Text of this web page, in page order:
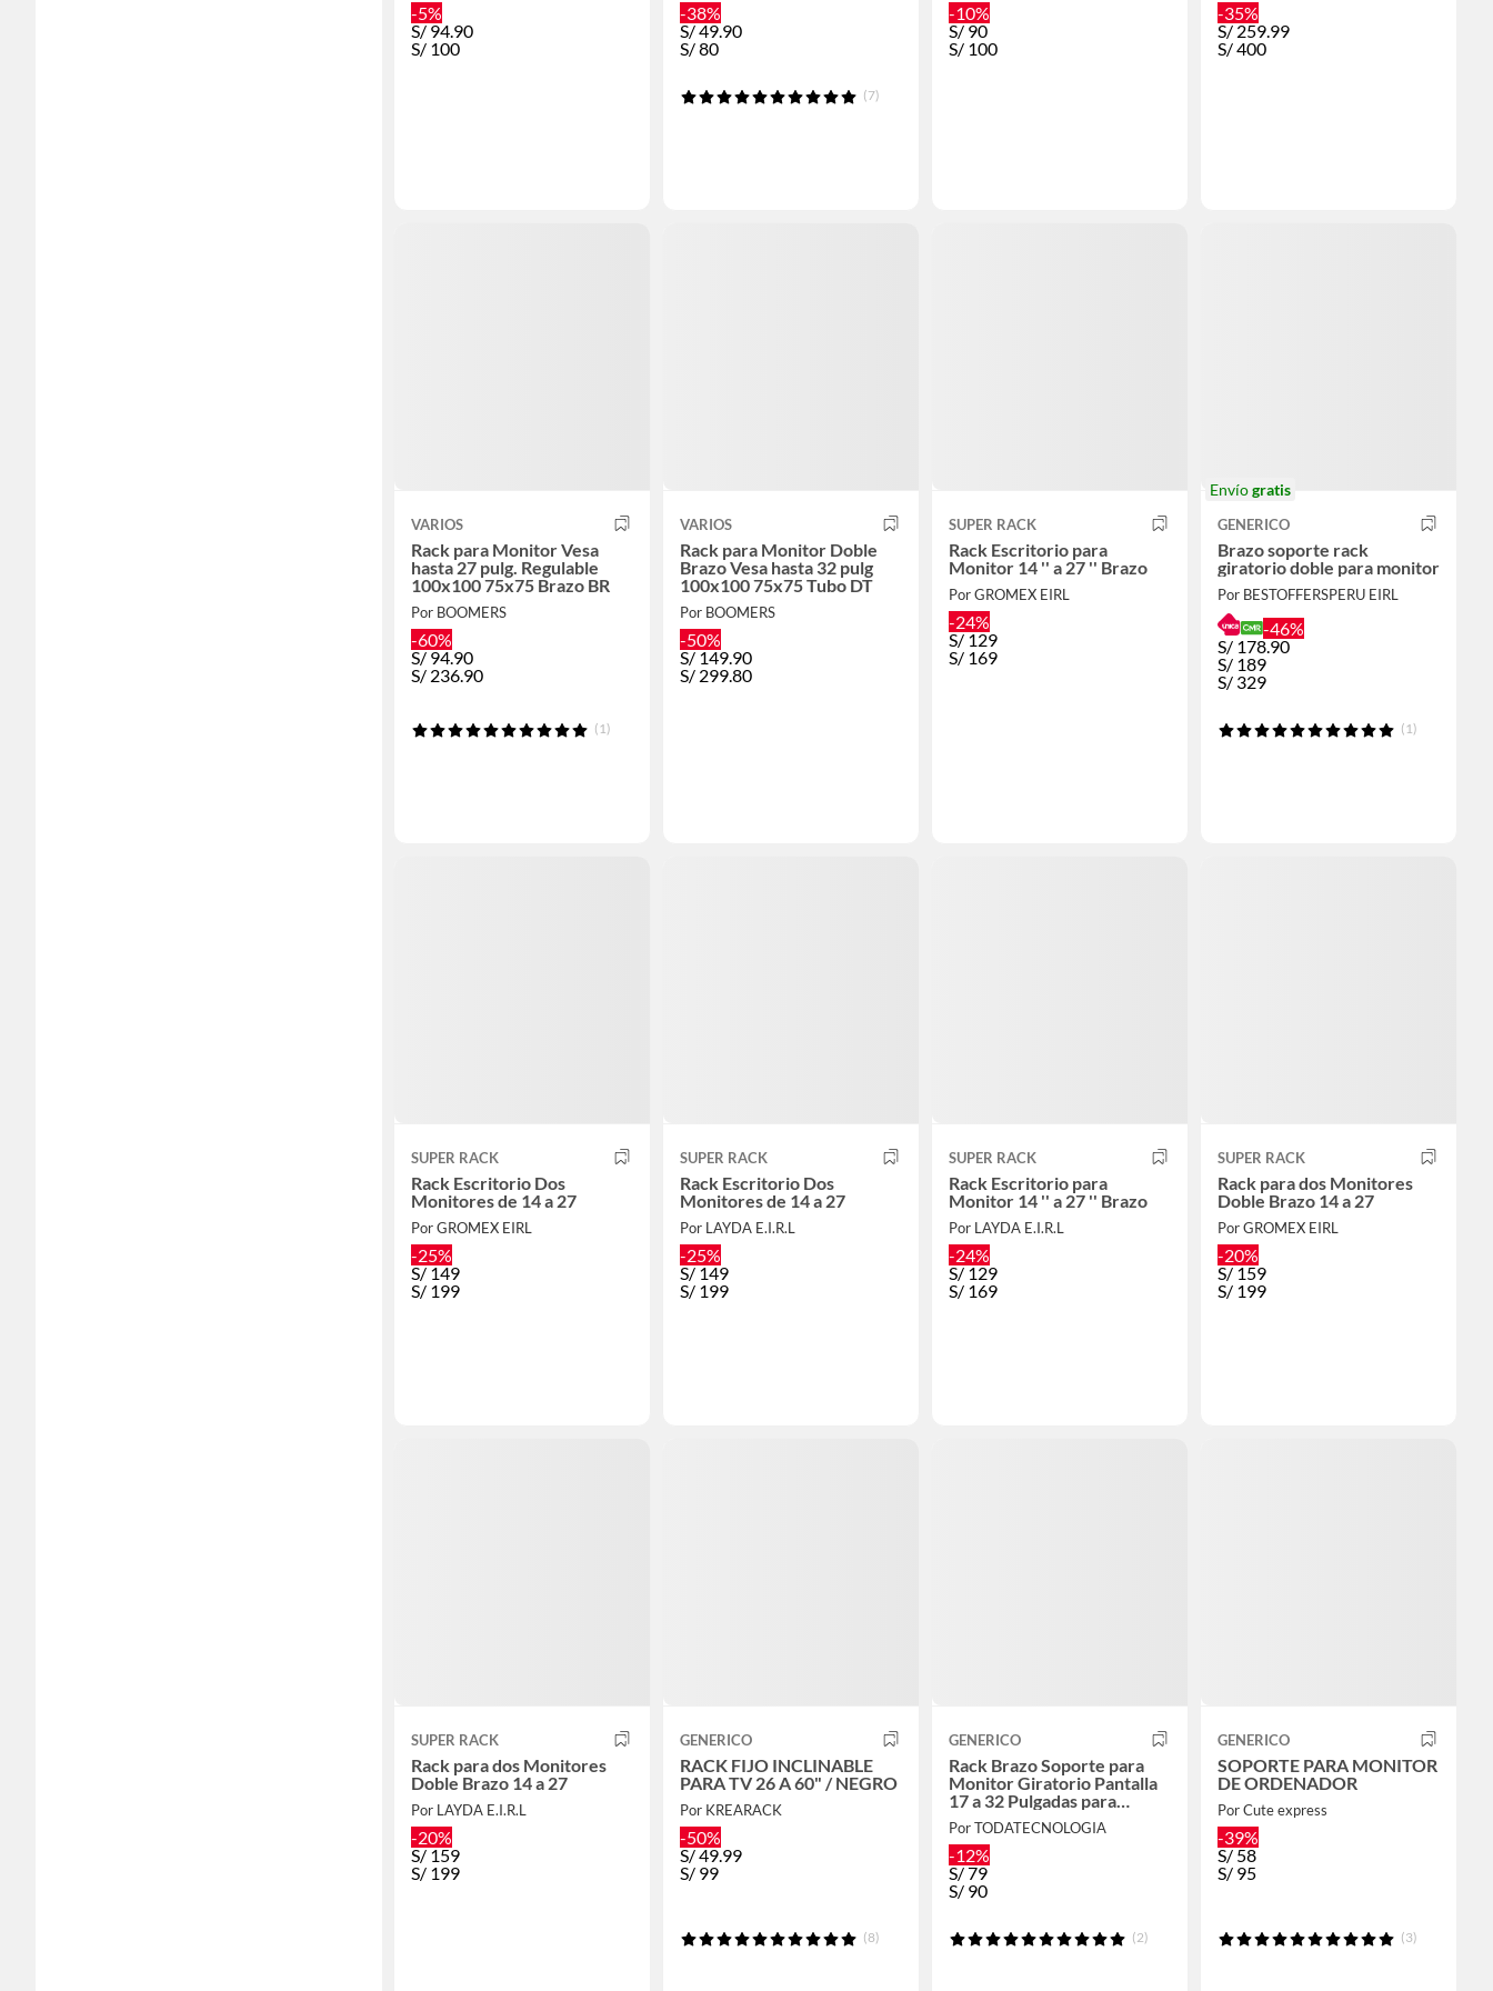
-5%
S/94.90
S/ 100
-38%
S/49.90
S/80
(7)
-10%
S/90
S/ 100
-35%
S/259.99
S/400
VARIOS
Rack para Monitor Vesa
hasta 27 pulg. Regulable
100x100 75x75 Brazo BR
Por BOOMERS
-60%
S/94.90
S/ 236.90
(1)
VARIOS
Rack para Monitor Doble
Brazo Vesa hasta 32 pulg
100x100 75x75 Tubo DT
Por BOOMERS
-50%
S/149.90
S/ 299.80
SUPER RACK
Rack Escritorio para
Monitor 14 '' a 27 '' Brazo
Por GROMEX EIRL
-24%
S/129
S/ 169
Envíogratis
GENERICO
Brazo soporte rack
giratorio doble para monitor
Por BESTOFFERSPERU EIRL
-46%
S/ 178.90
S/ 189
S/ 329
(1)
SUPER RACK
Rack Escritorio Dos
Monitores de 14 a 27
Por GROMEX EIRL
-25%
S/149
S/ 199
SUPER RACK
Rack Escritorio Dos
Monitores de 14 a 27
Por LAYDA E.I.R.L
-25%
S/149
S/ 199
SUPER RACK
Rack Escritorio para
Monitor 14 '' a 27 '' Brazo
Por LAYDA E.I.R.L
-24%
S/129
S/ 169
SUPER RACK
Rack para dos Monitores
Doble Brazo 14 a 27
Por GROMEX EIRL
-20%
S/159
S/ 199
SUPER RACK
Rack para dos Monitores
Doble Brazo 14 a 27
Por LAYDA E.I.R.L
-20%
S/159
S/ 199
GENERICO
RACK FIJO INCLINABLE
PARA TV 26 A 60" / NEGRO
Por KREARACK
-50%
S/49.99
S/ 99
(8)
GENERICO
Rack Brazo Soporte para
Monitor Giratorio Pantalla
17 a 32 Pulgadas para
Escritorio Oficina Estudio
Por TODATECNOLOGIA
-12%
S/79
S/ 90
(2)
GENERICO
SOPORTE PARA MONITOR
DE ORDENADOR
Por Cute express
-39%
S/58
S/ 95
(3)